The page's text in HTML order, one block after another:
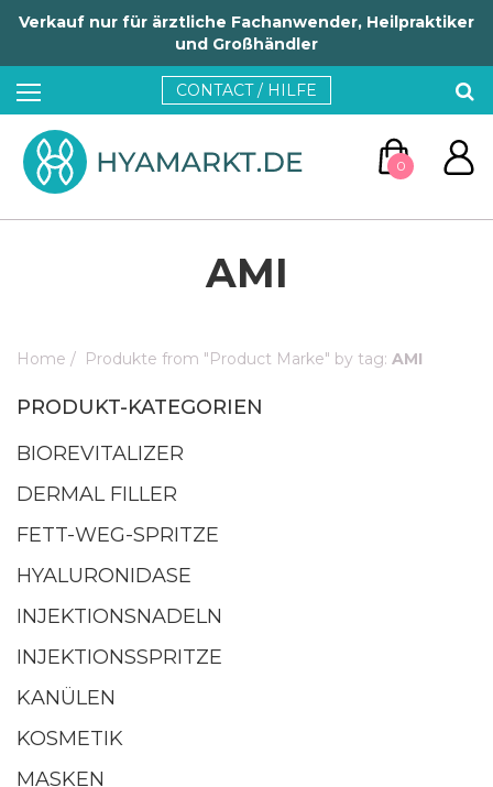
Verkauf nur für ärztliche Fachanwender, Heilpraktiker
und Großhändler
CONTACT / HILFE
0
ZUM WARENKORB
WEITER EINKAUFEN
AMI
Home / Produkte from "Product Marke" by tag: AMI
PRODUKT-KATEGORIEN
BIOREVITALIZER
DERMAL FILLER
FETT-WEG-SPRITZE
HYALURONIDASE
INJEKTIONSNADELN
INJEKTIONSSPRITZE
KANÜLEN
KOSMETIK
MASKEN